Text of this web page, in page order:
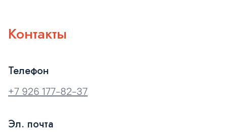
Контакты
Телефон
+7 926 177-82-37
Эл. почта